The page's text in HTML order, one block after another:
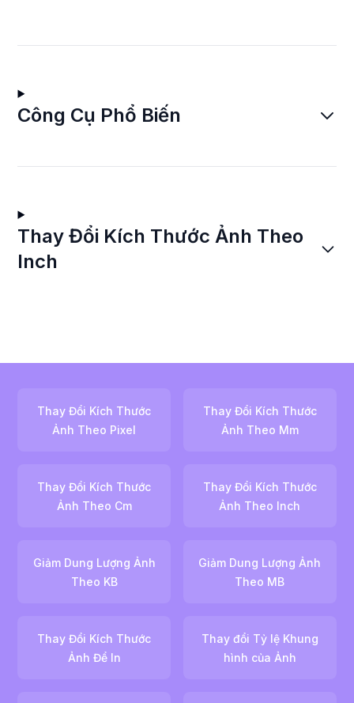
Công Cụ Phổ Biến
Thay Đổi Kích Thước Ảnh Theo
Inch
Thay Đổi Kích Thước
Ảnh Theo Pixel
Thay Đổi Kích Thước
Ảnh Theo Mm
Thay Đổi Kích Thước
Ảnh Theo Cm
Thay Đổi Kích Thước
Ảnh Theo Inch
Giảm Dung Lượng Ảnh
Theo KB
Giảm Dung Lượng Ảnh
Theo MB
Thay Đổi Kích Thước
Ảnh Để In
Thay đổi Tỷ lệ Khung
hình của Ảnh